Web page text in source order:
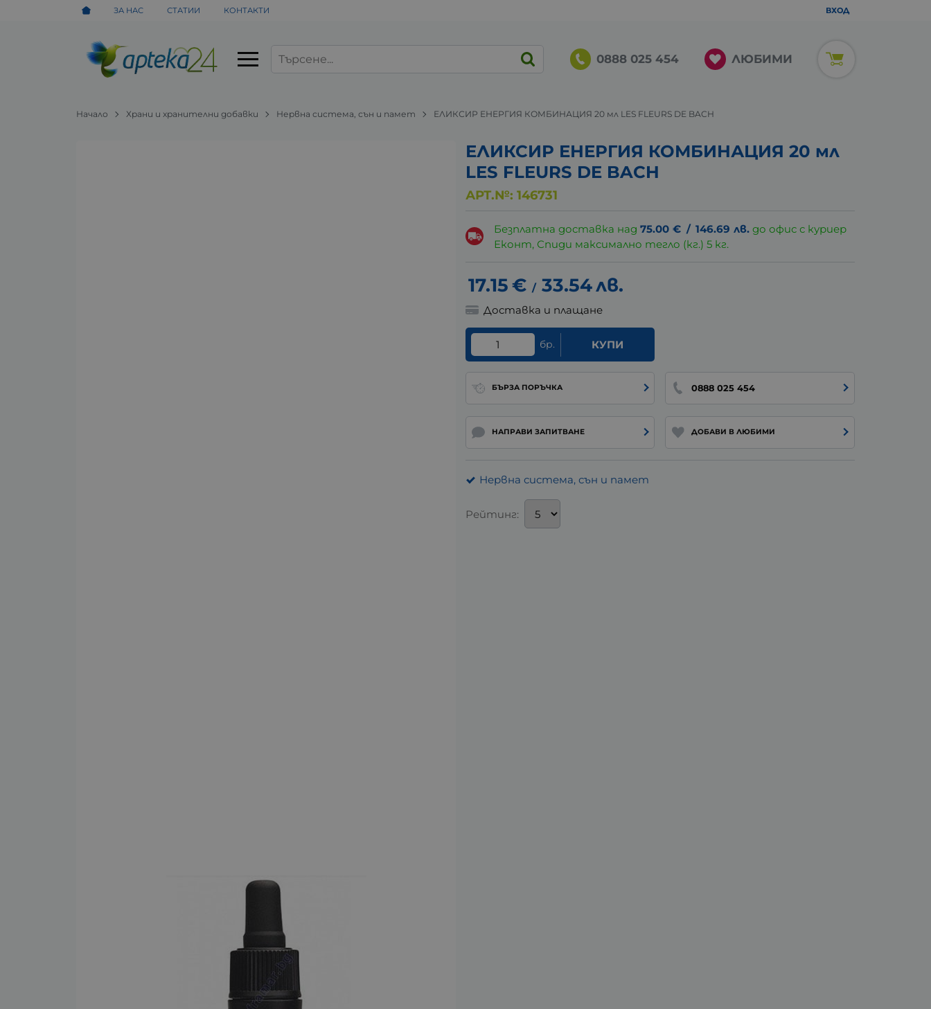
ЗА НАС СТАТИИ КОНТАКТИ ВХОД
0888 025 454 ЛЮБИМИ
Начало Храни и хранителни добавки Нервна система, сън и памет ЕЛИКСИР ЕНЕРГИЯ КОМБИНАЦИЯ 20 мл LES FLEURS DE BACH
ЕЛИКСИР ЕНЕРГИЯ КОМБИНАЦИЯ 20 мл
LES FLEURS DE BACH
АРТ.№: 146731
Безплатна доставка над75.00 € / 146.69 лв. до офис с куриер
Еконт, Спиди максимално тегло (кг.) 5 кг.
17.15€ / 33.54лв.
Доставка и плащане
бр. КУПИ
БЪРЗА ПОРЪЧКА 0888 025 454
НАПРАВИ ЗАПИТВАНЕ ДОБАВИ В ЛЮБИМИ
Нервна система, сън и памет
Рейтинг: